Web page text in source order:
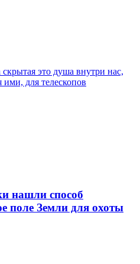
это душа внутри нас,
для телескопов
нашли способ
поле Земли для охоты